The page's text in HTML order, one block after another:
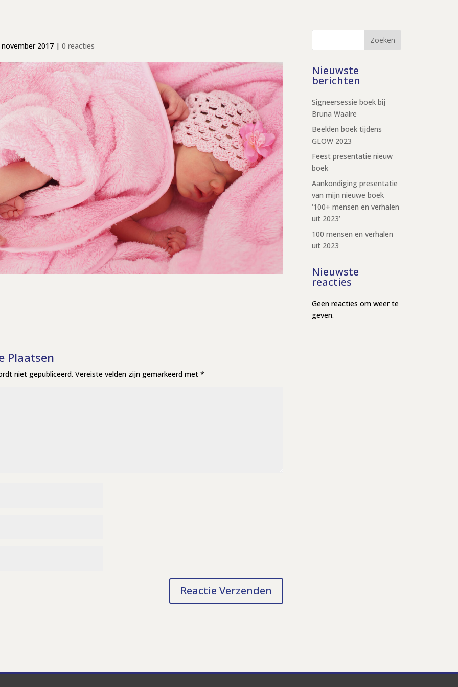
november 2017| 0 reacties
Plaatsen
niet gepubliceerd. Vereiste velden zijn gemarkeerd met *
Zoeken
Nieuwste
berichten
Signeersessie boek bij
Bruna Waalre
Beelden boek tijdens
GLOW 2023
Feest presentatie nieuw
boek
Aankondiging presentatie
van mijn nieuwe boek
‘100+ mensen en verhalen
uit 2023’
100 mensen en verhalen
uit 2023
Nieuwste
reacties
Geen reacties om weer te
geven.